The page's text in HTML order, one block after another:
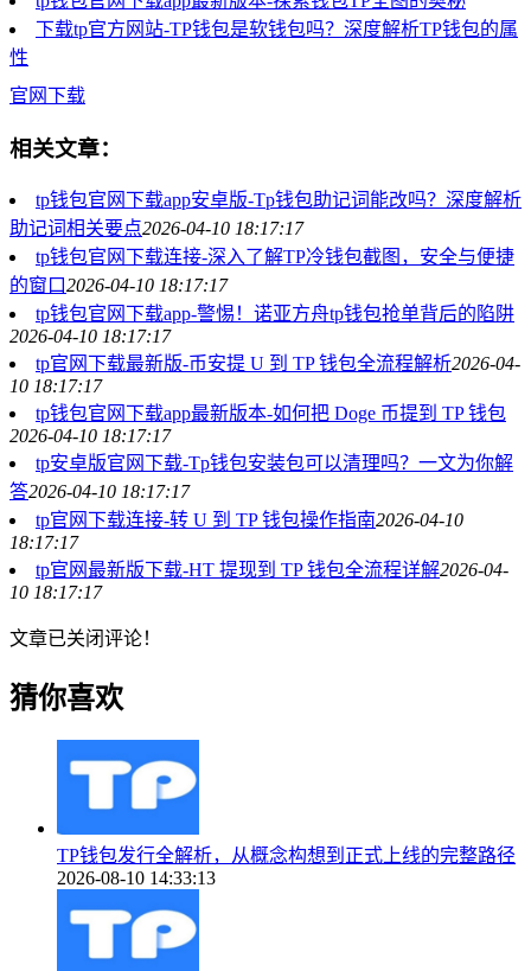
下载tp官方网站-TP钱包是软钱包吗？深度解析TP钱包的属
性
官网下载
相关文章：
tp钱包官网下载app安卓版-Tp钱包助记词能改吗？深度解析
助记词相关要点2026-04-10 18:17:17
tp钱包官网下载连接-深入了解TP冷钱包截图，安全与便捷
的窗口2026-04-10 18:17:17
tp钱包官网下载app-警惕！诺亚方舟tp钱包抢单背后的陷阱
2026-04-10 18:17:17
tp官网下载最新版-币安提 U 到 TP 钱包全流程解析2026-04-
10 18:17:17
tp钱包官网下载app最新版本-如何把 Doge 币提到 TP 钱包
2026-04-10 18:17:17
tp安卓版官网下载-Tp钱包安装包可以清理吗？一文为你解
答2026-04-10 18:17:17
tp官网下载连接-转 U 到 TP 钱包操作指南2026-04-10
18:17:17
tp官网最新版下载-HT 提现到 TP 钱包全流程详解2026-04-
10 18:17:17
文章已关闭评论！
猜你喜欢
TP钱包发行全解析，从概念构想到正式上线的完整路径
2026-08-10 14:33:13